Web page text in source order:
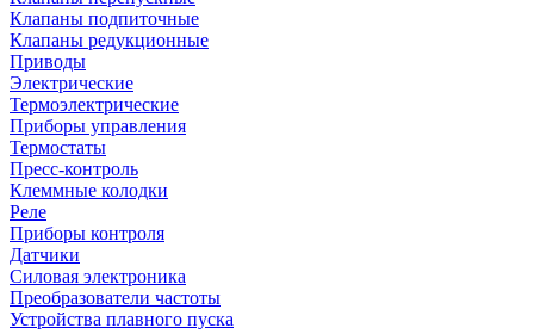
Клапаны подпиточные
Клапаны редукционные
Приводы
Электрические
Термоэлектрические
Приборы управления
Термостаты
Пресс-контроль
Клеммные колодки
Реле
Приборы контроля
Датчики
Силовая электроника
Преобразователи частоты
Устройства плавного пуска